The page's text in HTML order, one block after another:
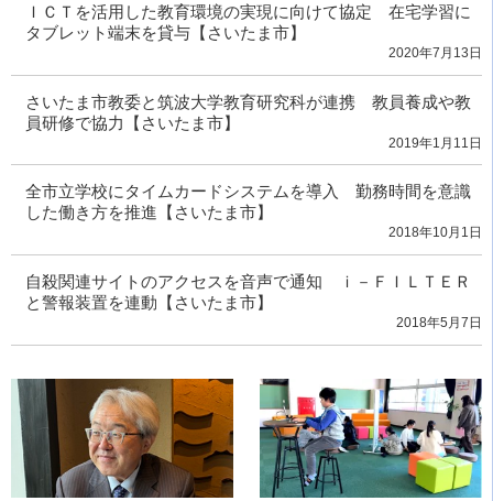
ＩＣＴを活用した教育環境の実現に向けて協定 在宅学習に
タブレット端末を貸与【さいたま市】
2020年7月13日
さいたま市教委と筑波大学教育研究科が連携 教員養成や教
員研修で協力【さいたま市】
2019年1月11日
全市立学校にタイムカードシステムを導入 勤務時間を意識
した働き方を推進【さいたま市】
2018年10月1日
自殺関連サイトのアクセスを音声で通知 ｉ－ＦＩＬＴＥＲ
と警報装置を連動【さいたま市】
2018年5月7日